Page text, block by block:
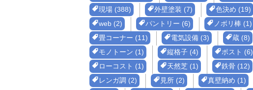
現場 (388)
外壁塗装 (7) 色決め (19)
web (2)
パントリー (6) ノボリ棒 (1)
畳コーナー (11)
電気設備 (3) 蔵 (8)
モノトーン (1)
縦格子 (4) ポスト (6)
ローコスト (1)
天然芝 (1) 鉄骨 (12)
レンガ調 (2)
見所 (2) 真壁納め (1)